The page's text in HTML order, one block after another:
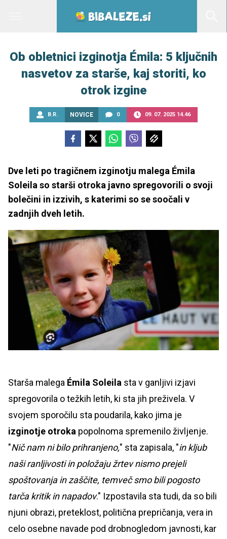
Ob obletnici izginotja Émila: 5 ključnih
nasvetov za starše, kaj storiti, ko
otrok izgine
B.R. NOVICE 0 09. 07. 2025 14.46
Dve leti po tragičnem izginotju malega Émila
Soleila so starši otroka javno spregovorili o svoji
bolečini in izzivih, s katerimi so se soočali v
zadnjih dveh letih.
Starša malega Émila Soleila sta v ganljivi izjavi
spregovorila o težkih letih, ki sta jih preživela. V
svojem sporočilu sta poudarila, kako jima je
izginotje otroka popolnoma spremenilo življenje.
"Nič nam ni bilo prihranjeno," sta zapisala, "in kljub
naši ranljivosti in položaju žrtev nismo prejeli
spoštovanja in zaščite, temveč smo bili pogosto
tarča kritik in napadov." Izpostavila sta tudi, da so bili
njuni obrazi, preteklost, politična prepričanja, vera in
celo osebne navade pod drobnogledom javnosti, kar